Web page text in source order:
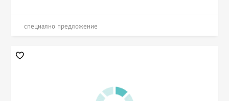
специално предложение